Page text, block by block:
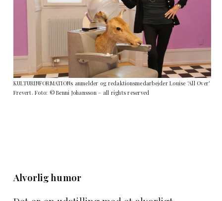
KULTURINFORMATIONs anmelder og redaktionsmedarbejder Louise ‘All Over’
Frevert. Foto: © Benni Johansson – all rights reserved
Alvorlig humor